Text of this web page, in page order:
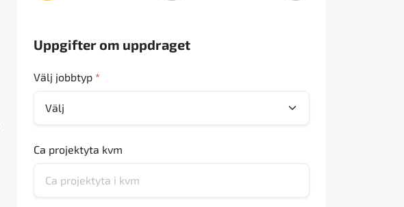
Uppgifter om uppdraget
Välj jobbtyp *
Ca projektyta kvm